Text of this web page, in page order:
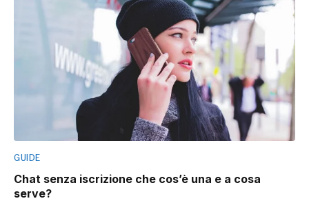
GUIDE
Chat senza iscrizione che cos’è una e a cosa
serve?